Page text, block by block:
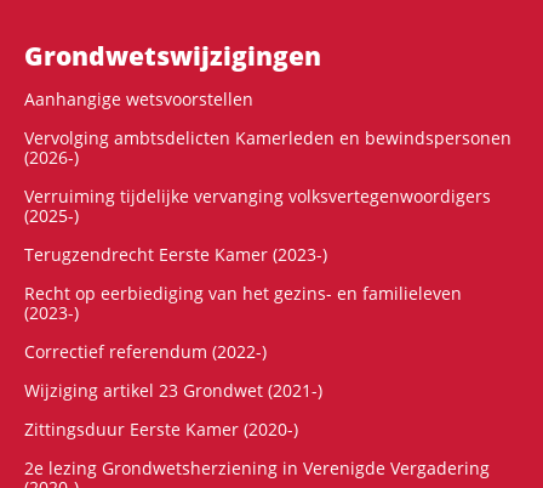
Grondwets­wijzigingen
Aanhangige wetsvoorstellen
Vervolging ambtsdelicten Kamerleden en bewindspersonen
(2026-)
Verruiming tijdelijke vervanging volksvertegenwoordigers
(2025-)
Terugzendrecht Eerste Kamer (2023-)
Recht op eerbiediging van het gezins- en familieleven
(2023-)
Correctief referendum (2022-)
Wijziging artikel 23 Grondwet (2021-)
Zittingsduur Eerste Kamer (2020-)
2e lezing Grondwetsherziening in Verenigde Vergadering